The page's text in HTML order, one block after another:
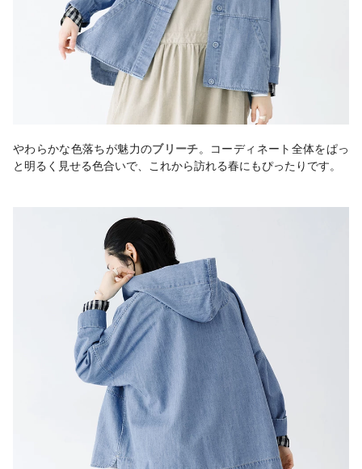
やわらかな色落ちが魅力のブリーチ。コーディネート全体をぱっ
と明るく見せる色合いで、これから訪れる春にもぴったりです。